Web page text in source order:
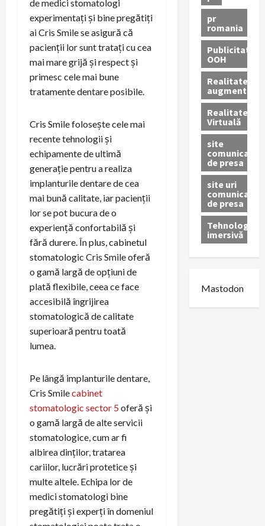
de medici stomatologi
experimentați și bine pregătiți
ai Cris Smile se asigură că
pacienții lor sunt tratați cu cea
mai mare grijă și respect și
primesc cele mai bune
tratamente dentare posibile.
Cris Smile folosește cele mai
recente tehnologii și
echipamente de ultimă
generație pentru a realiza
implanturile dentare de cea
mai bună calitate, iar pacienții
lor se pot bucura de o
experiență confortabilă și
fără durere. În plus, cabinetul
stomatologic Cris Smile oferă
o gamă largă de opțiuni de
plată flexibile, ceea ce face
accesibilă îngrijirea
stomatologică de calitate
superioară pentru toată
lumea.
Pe lângă implanturile dentare,
Cris Smilecabinet
stomatologic sector 5oferă și
o gamă largă de alte servicii
stomatologice, cum ar fi
albirea dinților, tratarea
cariilor, lucrări protetice și
multe altele. Echipa lor de
medici stomatologi bine
pregătiți și experți în domeniul
pr
romania
Publicitate
OOH
Realitatea
augmentată
Realitatea
Virtuală
site
comunicate
de presa
site uri
comunicate
de presa
Tehnologie
imersivă
Mastodon